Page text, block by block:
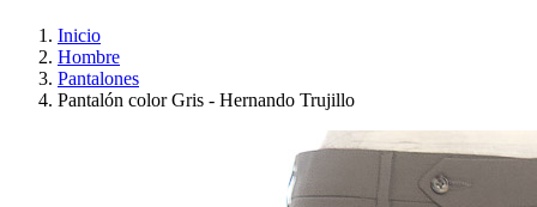
Inicio
Hombre
Pantalones
Pantalón color Gris - Hernando Trujillo